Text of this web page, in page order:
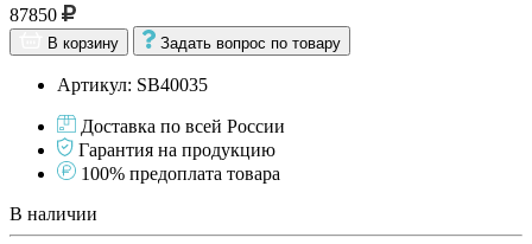
87850
В корзину Задать вопрос по товару
Артикул: SB40035
Доставка по всей России
Гарантия на продукцию
100% предоплата товара
В наличии